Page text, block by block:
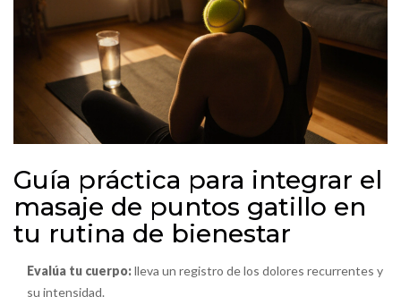
Guía práctica para integrar el
masaje de puntos gatillo en
tu rutina de bienestar
Evalúa tu cuerpo:lleva un registro de los dolores recurrentes y
su intensidad.